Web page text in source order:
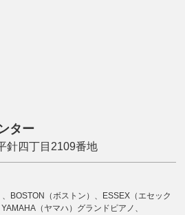
ター
針四丁目2109番地
BOSTON（ボストン）、ESSEX（エセック
（ヤマハ）グランドピアノ、